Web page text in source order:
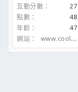
互動分數
27
點數
48
年齡
47
網站
www.coolaler.com